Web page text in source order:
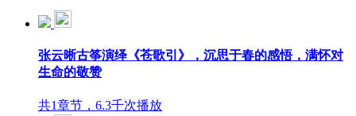
张云晰古筝演绎《苍歌引》，沉思于春的感悟，满怀对
生命的敬赞
共1章节，6.3千次播放